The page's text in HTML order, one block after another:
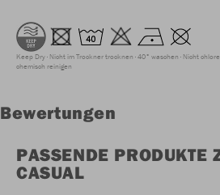
Keep Dry Nicht im Trockner trocknen 40° waschen Nicht
chemisch reinigen
Bewertungen
PASSENDE PRODUKTE
CASUAL